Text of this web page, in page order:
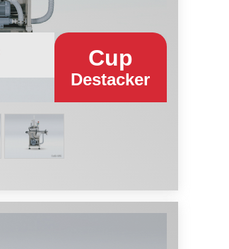
Cup
Destacker